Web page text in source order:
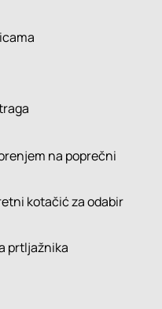
na poprečni
kotačić za odabir
prtljažnika